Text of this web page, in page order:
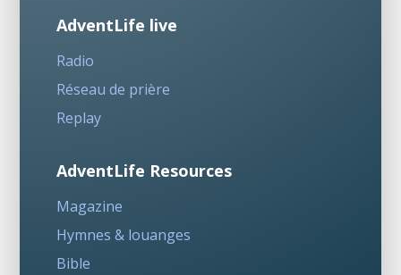
AdventLife live
Radio
Réseau de prière
Replay
AdventLife Resources
Magazine
Hymnes & louanges
Bible